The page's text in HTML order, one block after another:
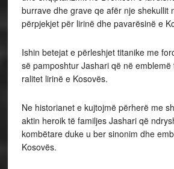
burrave dhe grave qe afër nje shekullit
përpjekjet për lirinë dhe pavarësinë e
Ishin betejat e përleshjet titanike me
së pamposhtur Jashari që në emblemë
ralitet lirinë e Kosovës.
Ne historianet e kujtojmë përherë me
aktin heroik të familjes Jashari që
kombëtare duke u ber sinonim dhe
Kosovës.